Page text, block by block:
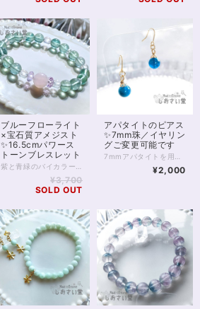
ブルーフローライト
×宝石質アメジスト
✨16.5cmパワース
トーンブレスレット
¥3,700
SOLD OUT
アパタイトのピアス
✨7mm珠／イヤリン
グご変更可能です
¥2,000